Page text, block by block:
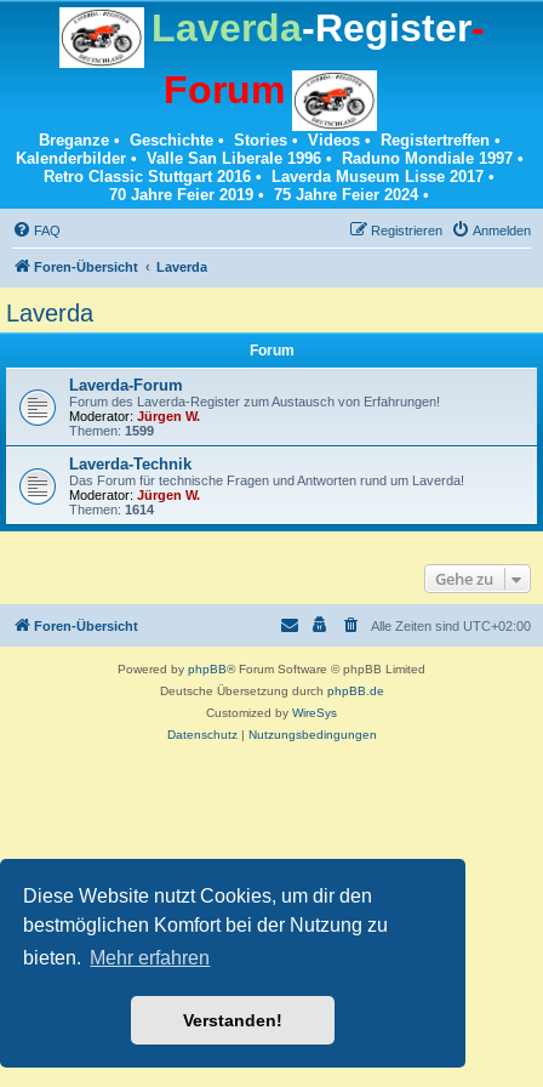
Diese Website nutzt Cookies, um dir den
bestmöglichen Komfort bei der Nutzung zu
bieten. Mehr erfahren
Verstanden!
Laverda-Register-
Forum
Breganze• Geschichte• Stories• Videos• Registertreffen•
Kalenderbilder• Valle San Liberale 1996• Raduno Mondiale 1997•
Retro Classic Stuttgart 2016 • Laverda Museum Lisse 2017 •
70 Jahre Feier 2019 • 75 Jahre Feier 2024•
FAQ Anmelden
Registrieren
Foren-Übersicht Laverda
Laverda
Forum
Laverda-Forum
Forum des Laverda-Register zum Austausch von Erfahrungen!
Moderator: Jürgen W.
Themen: 1599
Laverda-Technik
Das Forum für technische Fragen und Antworten rund um Laverda!
Moderator: Jürgen W.
Themen: 1614
Gehe zu
Foren-Übersicht Alle Zeiten sind UTC+02:00
Powered by phpBB® Forum Software © phpBB Limited
Deutsche Übersetzung durch phpBB.de
Customized by WireSys
Datenschutz| Nutzungsbedingungen